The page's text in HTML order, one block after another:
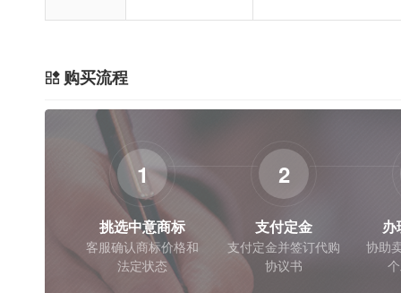
购买流程
1
挑选中意商标
客服确认商标价格和
法定状态
2
支付定金
支付定金并签订代购
协议书
办
协助